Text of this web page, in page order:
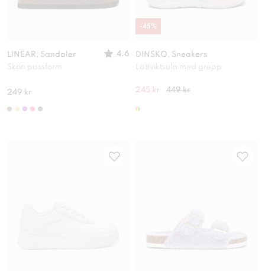
LINEAR, Sandaler
4.6
Skön passform
249 kr
DINSKO, Sneakers
Lättviktsula med grepp
245 kr 449 kr
-45%